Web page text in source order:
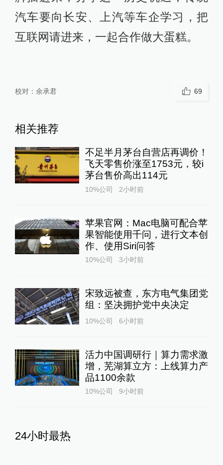
汽车要向长安、上汽等车企学习，把
互联网请进来，一起合作做大蛋糕。
校对： 余承君 69
相关推荐
不足半月茅台自营店再调价！
飞天零售价涨至1753元，较i
茅台售价高出114元
10%公司 2小时前
苹果官网：Mac电脑可配合苹
果智能使用千问，进行文本创
作、使用Siri问答
10%公司 3小时前
宋致远被查，东方电气集团党
组：坚决拥护党中央决定
10%公司 6小时前
活力中国调研行｜算力需求激
增，芜湖算立方：上线算力产
品1100余款
10%公司 9小时前
24小时最热